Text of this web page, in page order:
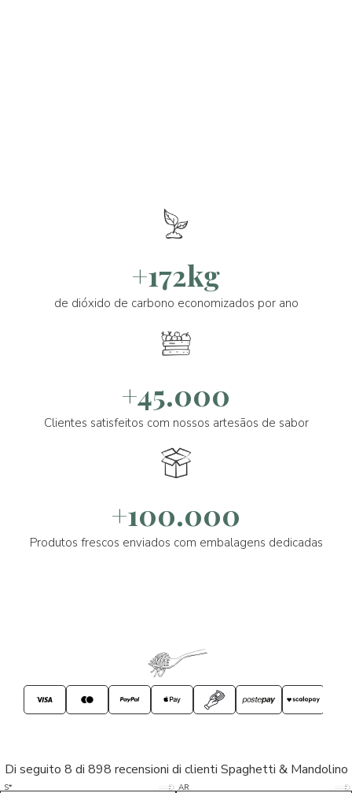
+172kg
de dióxido de carbono economizados por ano
+45.000
Clientes satisfeitos com nossos artesãos de sabor
+100.000
Produtos frescos enviados com embalagens dedicadas
Di seguito 8 di 898 recensioni di clienti Spaghetti & Mandolino
S* 5/5 AR 5/5